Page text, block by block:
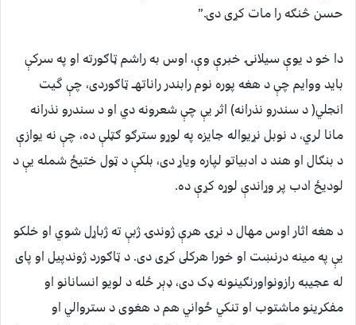
حسن څنګه را مات کړى دى.”
دا خو د يوې سيلانۍ خبرې وې، اوس به راشم ټاګورته او په سرکې
بايد ووايم چې د هغه پوره نوم رابندر راناتهــ ټاګوردى، چې گيت
انجلي( د سندرو نذرانه) اثر يې چې شعرونه دي او د سندرو نذرانه
مانا لري، د نوبل نړيواله جايزه په لوړو سترګو ګټلې ده، چې نه يوازې
د بنګال او هند د ادبياتو لپاره وياړ دى، بلکې د ټول ختيځ شمله يې د
لوديځ ادب پر وړاندې لوړه کړې ده.
د هغه اثار اوس مهال د نړۍ هرې ژوندۍ ژبې ته ژباړل شوي او خلکو
يې په مينه درنښت او خورا هرکلى کړى دى. د ټاګورد ژوندپيل او پاى
له عجيبه رازونواورنګينونه ډک دى، ډېر ځله د لويو انسانانو او
مفکرينو ماشتوب او تنکي ځواني هم د هغوى د ستروالي او